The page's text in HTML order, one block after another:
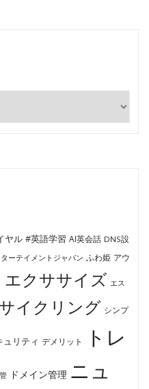
ヤル #英語学習 AI英会話 DNS設
ーテイメントジャパン ふわ姫 アウ
エクササイズ エス
サイクリング シンプ
ュリティ デメリット
トレ
ドメイン管理 ニュ